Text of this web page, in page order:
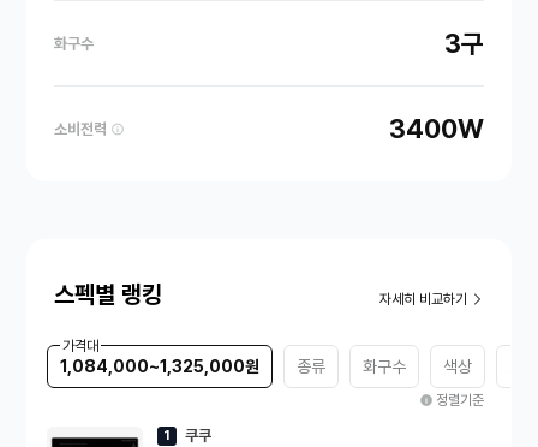
화구수 3구
소비전력 3400W
스펙별 랭킹 자세히 비교하기
가격대
1,084,000~1,325,000원 종류 화구수 색상
정렬기준
1 쿠쿠